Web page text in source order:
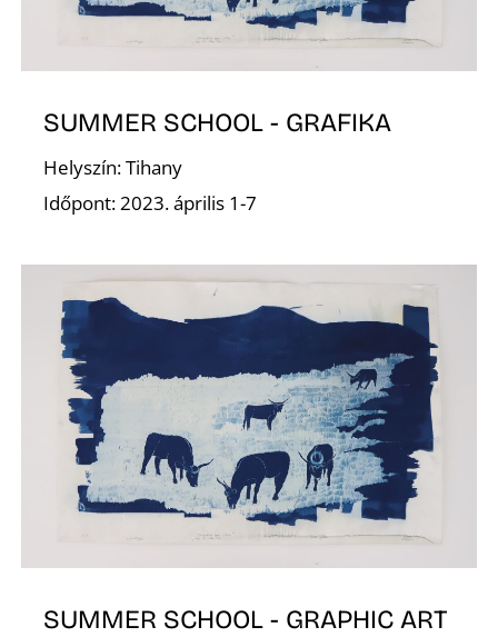
SUMMER SCHOOL - GRAFIKA
Helyszín: Tihany
Időpont: 2023. április 1-7
SUMMER SCHOOL - GRAPHIC ART